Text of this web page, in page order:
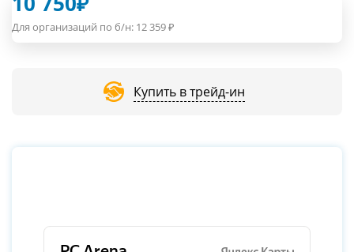
Для организаций по б/н: 12 359₽
Купить в трейд-ин